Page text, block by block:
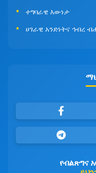
ተግባራዊ እውነታ
ሀገራዊ አንድነትና ኅብረ
የብልጽግና